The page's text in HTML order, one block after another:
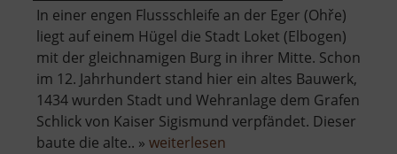
In einer engen Flussschleife an der Eger (Ohře)
liegt auf einem Hügel die Stadt Loket (Elbogen)
mit der gleichnamigen Burg in ihrer Mitte. Schon
im 12. Jahrhundert stand hier ein altes Bauwerk,
1434 wurden Stadt und Wehranlage dem Grafen
Schlick von Kaiser Sigismund verpfändet. Dieser
baute die alte.. » weiterlesen